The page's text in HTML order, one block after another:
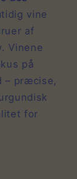
vine
af
Vinene
på
– præcise,
for